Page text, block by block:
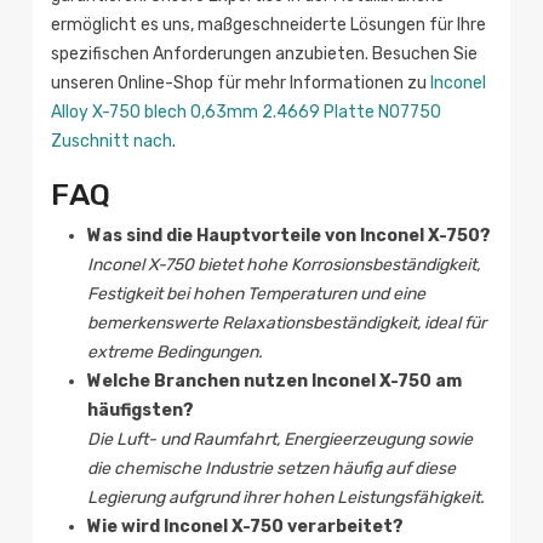
ermöglicht es uns, maßgeschneiderte Lösungen für Ihre
spezifischen Anforderungen anzubieten. Besuchen Sie
unseren Online-Shop für mehr Informationen zu Inconel
Alloy X-750 blech 0,63mm 2.4669 Platte N07750
Zuschnitt nach.
FAQ
Was sind die Hauptvorteile von Inconel X-750?
Inconel X-750 bietet hohe Korrosionsbeständigkeit,
Festigkeit bei hohen Temperaturen und eine
bemerkenswerte Relaxationsbeständigkeit, ideal für
extreme Bedingungen.
Welche Branchen nutzen Inconel X-750 am
häufigsten?
Die Luft- und Raumfahrt, Energieerzeugung sowie
die chemische Industrie setzen häufig auf diese
Legierung aufgrund ihrer hohen Leistungsfähigkeit.
Wie wird Inconel X-750 verarbeitet?